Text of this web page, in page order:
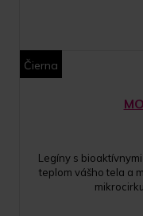
Čierna
Legíny s
teplom vášho tela a